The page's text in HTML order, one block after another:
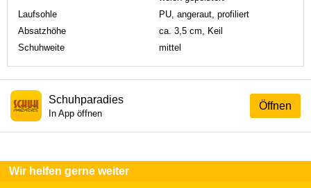
Laufsohle
PU, angeraut, profiliert
Absatzhöhe
ca. 3,5 cm, Keil
Schuhweite
mittel
Öffnen
Schuhparadies
In App öffnen
Wir helfen gerne weiter